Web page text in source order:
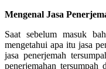
Mengenal Jasa
Saat sebelum masuk
mengetahui apa itu jasa
jasa penerjemah
penerjemahan